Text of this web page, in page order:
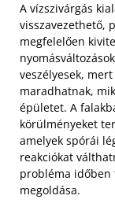
A vízszivárgás
visszavezethető,
megfelelően
veszélyesek,
maradhatnak,
épületet. A
körülményeket
amelyek spórái
reakciókat
probléma időben
megoldása.